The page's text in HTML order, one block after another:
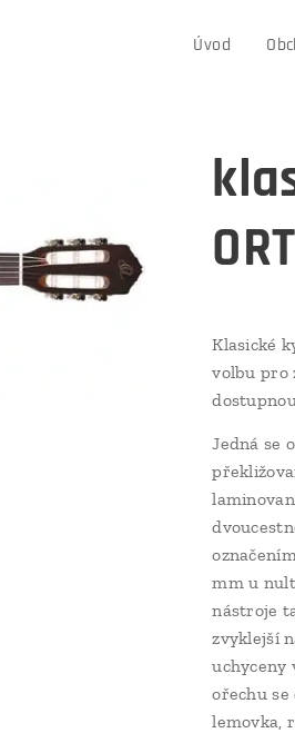
Úvod
Klasické
volbu pro
Jedná se
mm u
nástroje
zvyklejší
uchyceny
ořechu
lemovka,